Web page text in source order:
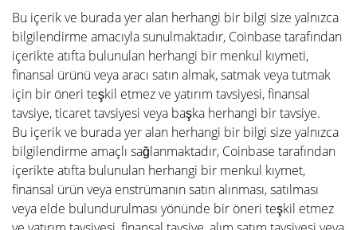
Bu içerik ve burada yer alan herhangi bir bilgi size yalnızca
bilgilendirme amacıyla sunulmaktadır, Coinbase tarafından
içerikte atıfta bulunulan herhangi bir menkul kıymeti,
finansal ürünü veya aracı satın almak, satmak veya tutmak
için bir öneri teşkil etmez ve yatırım tavsiyesi, finansal
tavsiye, ticaret tavsiyesi veya başka herhangi bir tavsiye.
Bu içerik ve burada yer alan herhangi bir bilgi size yalnızca
bilgilendirme amaçlı sağlanmaktadır, Coinbase tarafından
içerikte atıfta bulunulan herhangi bir menkul kıymet,
finansal ürün veya enstrümanın satın alınması, satılması
veya elde bulundurulması yönünde bir öneri teşkil etmez